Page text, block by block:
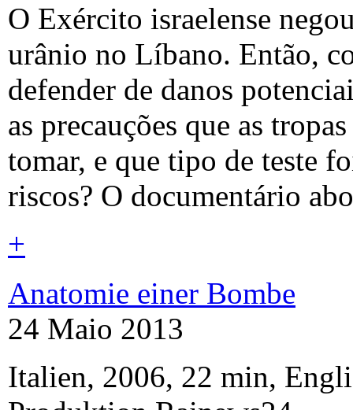
O Exército israelense
urânio no Líbano. Então,
defender de danos
as precauções que as
tomar, e que tipo de teste
riscos? O documentário
+
Anatomie einer Bombe
24 Maio 2013
Italien, 2006, 22 min,